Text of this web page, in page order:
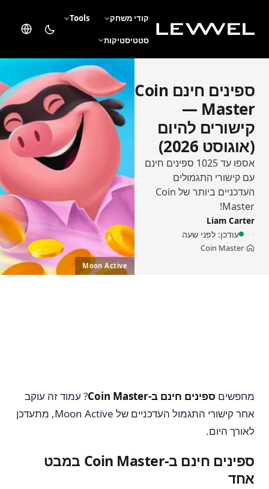
קודי משחק Tools
סטטיסטיקות
ספינים חינם Coin
Master —
קישורים להיום
(אוגוסט 2026)
אספו עד 1025 ספינים חינם
עם קישורי התגמולים
העדכניים ביותר של Coin
Master!
Liam Carter
עודכן: לפני שעה
בית
›
Coin Master
Moon Active
מחפשים ספינים חינם ב-Coin Master
? עמוד זה עוקב
אחר קישורי התגמול העדכניים של Moon Active, מתעדכן
לאורך היום.
ספינים חינם ב-Coin Master במבט
אחד